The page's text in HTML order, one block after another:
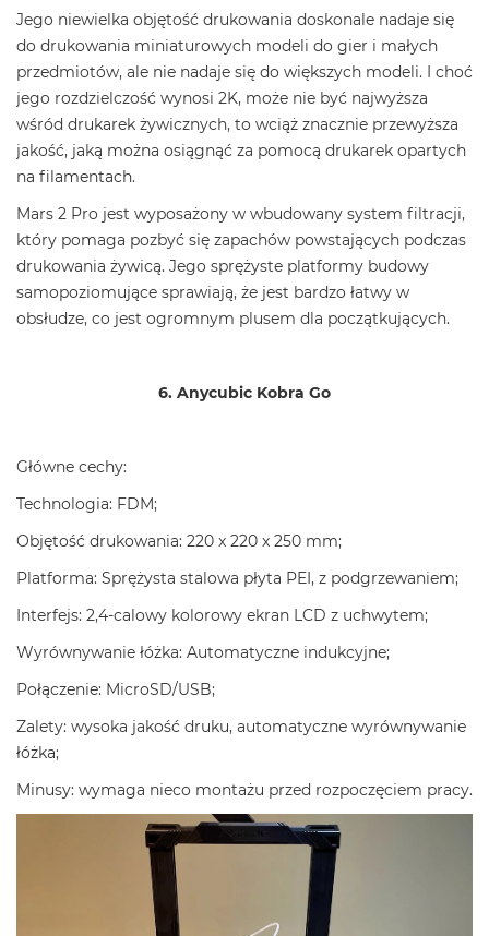
Jego niewielka objętość drukowania doskonale nadaje się
do drukowania miniaturowych modeli do gier i małych
przedmiotów, ale nie nadaje się do większych modeli. I choć
jego rozdzielczość wynosi 2K, może nie być najwyższa
wśród drukarek żywicznych, to wciąż znacznie przewyższa
jakość, jaką można osiągnąć za pomocą drukarek opartych
na filamentach.
Mars 2 Pro jest wyposażony w wbudowany system filtracji,
który pomaga pozbyć się zapachów powstających podczas
drukowania żywicą. Jego sprężyste platformy budowy
samopoziomujące sprawiają, że jest bardzo łatwy w
obsłudze, co jest ogromnym plusem dla początkujących.
6. Anycubic Kobra Go
Główne cechy:
Technologia: FDM;
Objętość drukowania: 220 x 220 x 250 mm;
Platforma: Sprężysta stalowa płyta PEI, z podgrzewaniem;
Interfejs: 2,4-calowy kolorowy ekran LCD z uchwytem;
Wyrównywanie łóżka: Automatyczne indukcyjne;
Połączenie: MicroSD/USB;
Zalety: wysoka jakość druku, automatyczne wyrównywanie
łóżka;
Minusy: wymaga nieco montażu przed rozpoczęciem pracy.